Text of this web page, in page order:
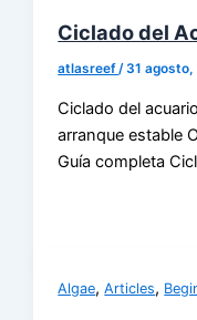
Ciclado del
atlasreef/31 agosto,
Ciclado del
arranque estable
Guía completa
Algae,Articles,